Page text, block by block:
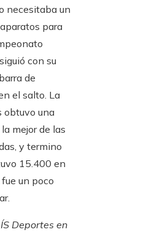
necesitaba un
para
con su
de
el salto. La
obtuvo una
mejor de las
y termino
15.400 en
un poco
Deportes en